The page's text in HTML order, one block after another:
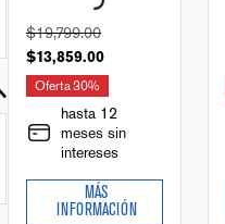
$19,799.00
$13,859.00
Oferta30%
hasta 12
meses sin
intereses
MÁS
INFORMACIÓN